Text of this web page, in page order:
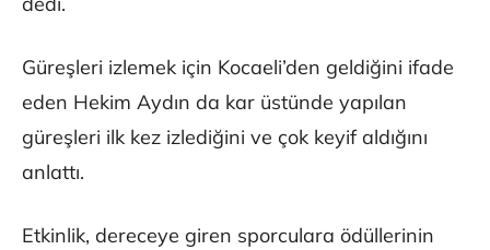
Güreşleri izlemek için Kocaeli’den geldiğini ifade
eden Hekim Aydın da kar üstünde yapılan
güreşleri ilk kez izlediğini ve çok keyif aldığını
anlattı.
Etkinlik, dereceye giren sporculara ödüllerinin